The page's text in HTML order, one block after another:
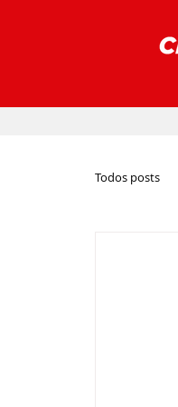
Todos posts